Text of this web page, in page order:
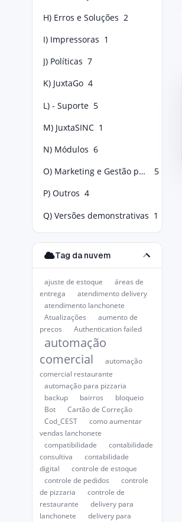
H) Erros e Soluções 2
I) Impressoras 1
J) Políticas 7
K) JuxtaGo 4
L) - Suporte 5
M) JuxtaSINC 1
N) Módulos 6
O) Marketing e Gestão para Food Service
5
P) Outros 4
Q) Versões demonstrativas 1
Tag da nuvem
ajuste de estoque
áreas de
entrega
atendimento delivery
atendimento lanchonete
Atualizações
aumento de
preços
Authentication failed
automação
comercial
automação
comercial restaurante
automação para pizzaria
backup
bairros
bloqueio
Bot
Cartão de Correção
Cod_CEST
como aumentar
vendas lanchonete
compatibilidade
contabilidade
consultiva
contabilidade
digital
controle de estoque
controle de pedidos
controle
de pizzaria
controle de
restaurante
delivery para
lanchonete
delivery para